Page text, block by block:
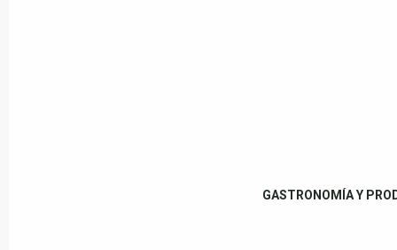
GASTRONOMÍA Y